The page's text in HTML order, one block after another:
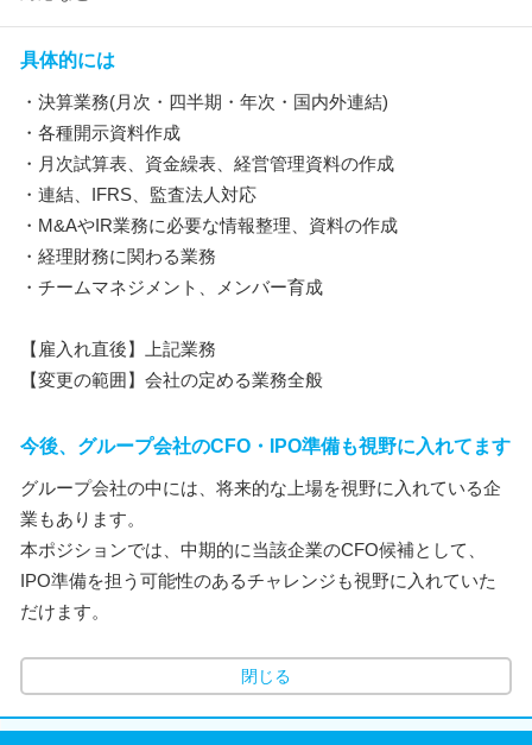
具体的には
・決算業務(月次・四半期・年次・国内外連結)
・各種開示資料作成
・月次試算表、資金繰表、経営管理資料の作成
・連結、IFRS、監査法人対応
・M&AやIR業務に必要な情報整理、資料の作成
・経理財務に関わる業務
・チームマネジメント、メンバー育成
【雇入れ直後】上記業務
【変更の範囲】会社の定める業務全般
今後、グループ会社のCFO・IPO準備も視野に入れてます
グループ会社の中には、将来的な上場を視野に入れている企
業もあります。
本ポジションでは、中期的に当該企業のCFO候補として、
IPO準備を担う可能性のあるチャレンジも視野に入れていた
だけます。
閉じる